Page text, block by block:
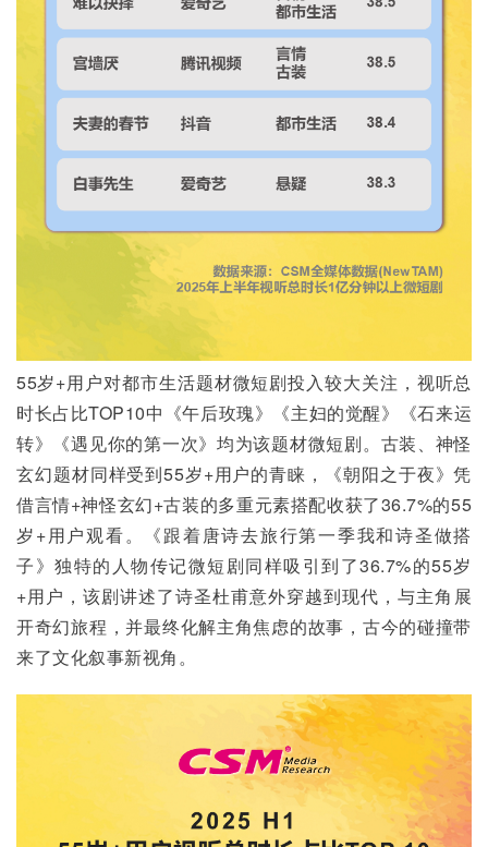
55岁+用户对都市生活题材微短剧投入较大关注，视听总
时长占比TOP10中《午后玫瑰》《主妇的觉醒》《石来运
转》《遇见你的第一次》均为该题材微短剧。古装、神怪
玄幻题材同样受到55岁+用户的青睐，《朝阳之于夜》凭
借言情+神怪玄幻+古装的多重元素搭配收获了36.7%的55
岁+用户观看。《跟着唐诗去旅行第一季我和诗圣做搭
子》独特的人物传记微短剧同样吸引到了36.7%的55岁
+用户，该剧讲述了诗圣杜甫意外穿越到现代，与主角展
开奇幻旅程，并最终化解主角焦虑的故事，古今的碰撞带
来了文化叙事新视角。